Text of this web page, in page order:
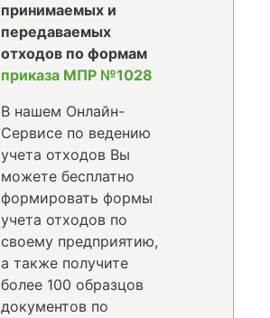
принимаемых и
передаваемых
отходов по формам
приказа МПР №1028
В нашем Онлайн-
Сервисе по ведению
учета отходов Вы
можете бесплатно
формировать формы
учета отходов по
своему предприятию,
а также получите
более 100 образцов
документов по